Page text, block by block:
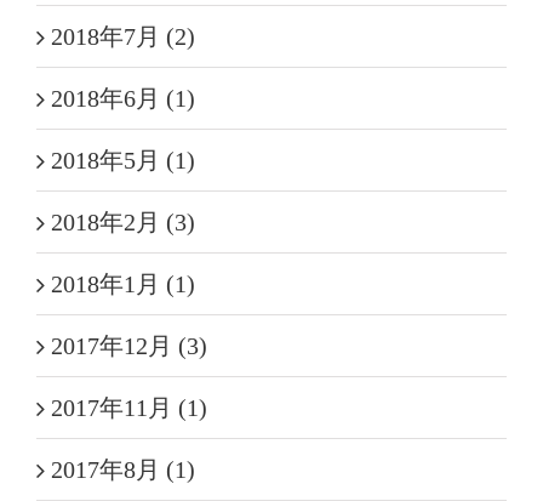
2018年7月 (2)
2018年6月 (1)
2018年5月 (1)
2018年2月 (3)
2018年1月 (1)
2017年12月 (3)
2017年11月 (1)
2017年8月 (1)